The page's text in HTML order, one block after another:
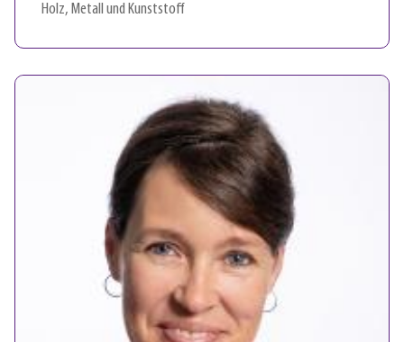
Holz, Metall und Kunststoff